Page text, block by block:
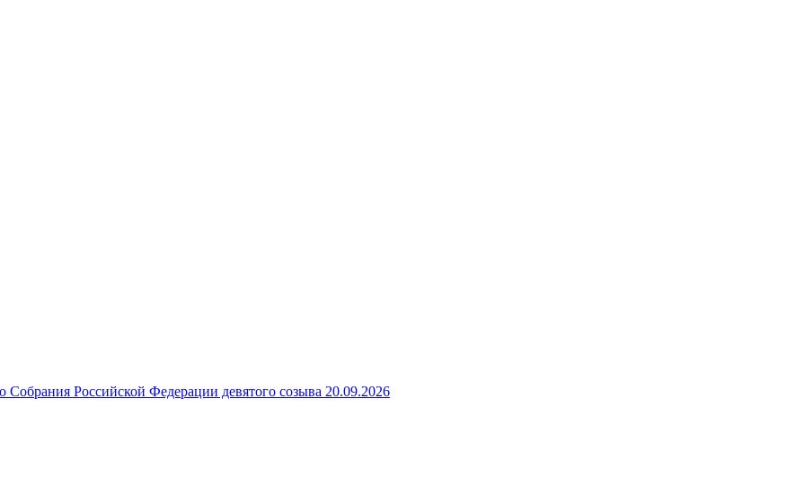
Российской Федерации девятого созыва 20.09.2026